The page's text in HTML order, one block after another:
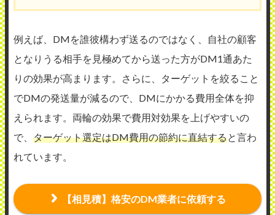
例えば、DMを誰彼構わず送るのではなく、自社の顧客
となりうる相手を見極めてから送った方がDM1通あた
りの効果が高まります。さらに、ターゲットを絞ること
でDMの発送量が減るので、DMにかかる費用全体を抑
えられます。両輪の効果で費用対効果を上げやすいの
で、 ターゲット選定はDM費用の節約に直結すると言わ
れています。
【相見積】格安のDM業者に依頼する